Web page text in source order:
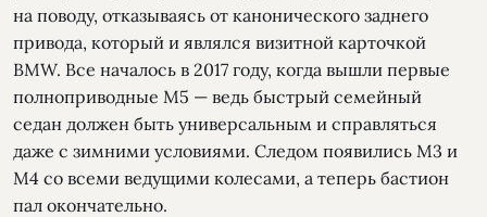
на поводу, отказываясь от канонического заднего
привода, который и являлся визитной карточкой
BMW. Все началось в 2017 году, когда вышли первые
полноприводные М5 — ведь быстрый семейный
седан должен быть универсальным и справляться
даже с зимними условиями. Следом появились М3 и
М4 со всеми ведущими колесами, а теперь бастион
пал окончательно.